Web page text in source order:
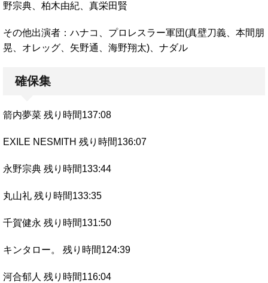
野宗典、柏木由紀、真栄田賢
その他出演者：ハナコ、プロレスラー軍団(真壁刀義、本間朋
晃、オレッグ、矢野通、海野翔太)、ナダル
確保集
箭内夢菜 残り時間137:08
EXILE NESMITH 残り時間136:07
永野宗典 残り時間133:44
丸山礼 残り時間133:35
千賀健永 残り時間131:50
キンタロー。 残り時間124:39
河合郁人 残り時間116:04